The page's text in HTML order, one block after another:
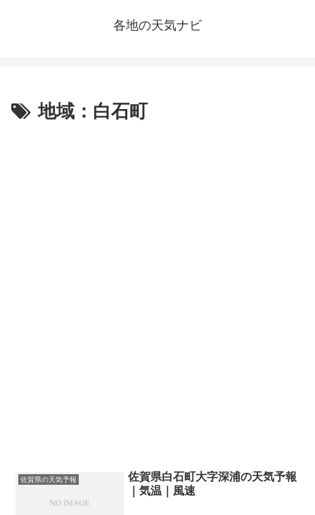
各地の天気ナビ
地域：白石町
佐賀県の天気予報
佐賀県白石町大字深浦の天気予報
｜気温｜風速